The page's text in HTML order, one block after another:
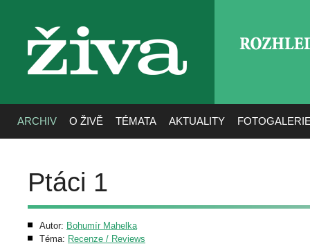
živa
ARCHIV O ŽIVĚ TÉMATA AKTUALITY
Ptáci 1
Autor: Bohumír Mahelka
Téma: Recenze / Reviews